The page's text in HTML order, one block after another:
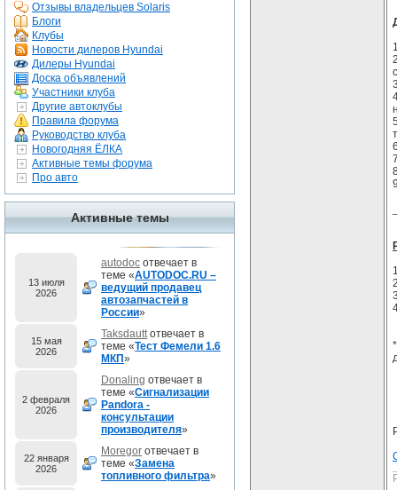
Отзывы владельцев Solaris
Блоги
Клубы
Новости дилеров Hyundai
Дилеры Hyundai
Доска объявлений
Участники клуба
Другие автоклубы
Правила форума
Руководство клуба
Новогодняя ЁЛКА
Активные темы форума
Про авто
Активные темы
13 июля
2026
autodoc отвечает в
теме «AUTODOC.RU –
ведущий продавец
автозапчастей в
России»
15 мая
2026
Taksdauttотвечает в
теме «Тест Фемели 1.6
МКП»
2 февраля
2026
Donaling отвечает в
теме «Сигнализации
Pandora -
консультации
производителя»
22 января
2026
Moregor отвечает в
теме «Замена
топливного фильтра»